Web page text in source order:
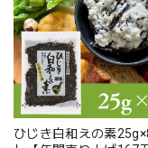
ひじき白和えの素